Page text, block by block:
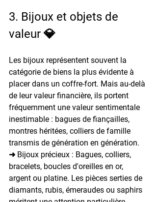
3. Bijoux et objets de
valeur 💎
Les bijoux représentent souvent la
catégorie de biens la plus évidente à
placer dans un coffre-fort. Mais au-delà
de leur valeur financière, ils portent
fréquemment une valeur sentimentale
inestimable : bagues de fiançailles,
montres héritées, colliers de famille
transmis de génération en génération.
➜ Bijoux précieux : Bagues, colliers,
bracelets, boucles d'oreilles en or,
argent ou platine. Les pièces serties de
diamants, rubis, émeraudes ou saphirs